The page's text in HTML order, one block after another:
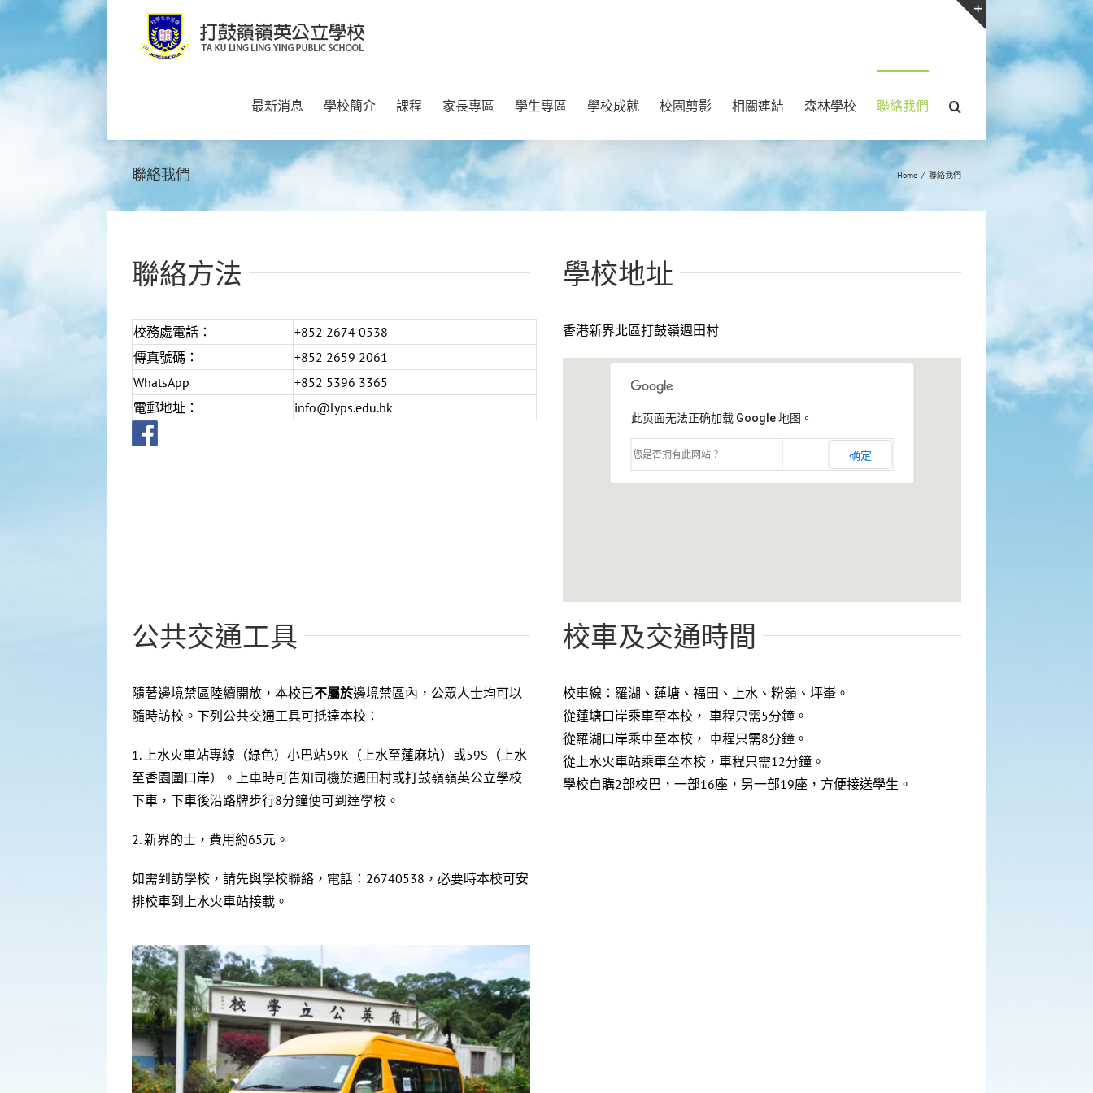
Skip
最新消息 學校簡介 課程 家長專區 學生專區 學校成就 校園剪影 相關連結 森林學校 聯絡我們
聯絡我們 Home / 聯絡我們
聯絡方法
校務處電話：
+852 2674 0538
傳真號碼：
+852 2659 2061
WhatsApp
+852 5396 3365
電郵地址：
info@lyps.edu.hk
學校地址
香港新界北區打鼓嶺週田村
此页面无法正确加载 Google 地图。
您是否拥有此网站？ 确定
公共交通工具
隨著邊境禁區陸續開放，本校已不屬於邊境禁區內，公眾人士均可以
隨時訪校。下列公共交通工具可抵達本校：
1. 上水火車站專線（綠色）小巴站59K（上水至蓮麻坑）或59S（上水
至香園圍口岸）。上車時可告知司機於週田村或打鼓嶺嶺英公立學校
下車，下車後沿路牌步行8分鐘便可到達學校。
2. 新界的士，費用約65元。
如需到訪學校，請先與學校聯絡，電話：26740538，必要時本校可安
排校車到上水火車站接載。
校車及交通時間
校車線：羅湖、蓮塘、福田、上水、粉嶺、坪輋。
從蓮塘口岸乘車至本校， 車程只需5分鐘。
從羅湖口岸乘車至本校， 車程只需8分鐘。
從上水火車站乘車至本校，車程只需12分鐘。
學校自購2部校巴，一部16座，另一部19座，方便接送學生。
Toggle
Sliding
Bar